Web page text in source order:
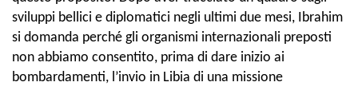
sviluppi bellici e diplomatici negli ultimi due mesi, Ibrahim
si domanda perché gli organismi internazionali preposti
non abbiamo consentito, prima di dare inizio ai
bombardamenti, l’invio in Libia di una missione